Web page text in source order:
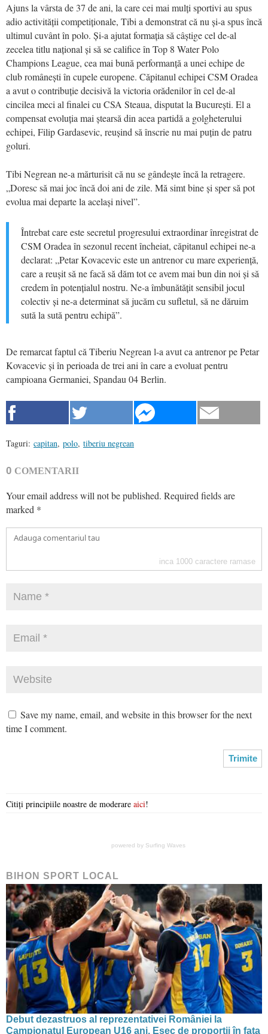
Ajuns la vârsta de 37 de ani, la care cei mai mulți sportivi au spus
adio activității competiționale, Tibi a demonstrat că nu și-a spus încă
ultimul cuvânt în polo. Și-a ajutat formația să câștige cel de-al
zecelea titlu național și să se califice în Top 8 Water Polo
Champions League, cea mai bună performanță a unei echipe de
club românești în cupele europene. Căpitanul echipei CSM Oradea
a avut o contribuție decisivă la victoria orădenilor în cel de-al
cincilea meci al finalei cu CSA Steaua, disputat la București. El a
compensat evoluția mai ștearsă din acea partidă a golgheterului
echipei, Filip Gardasevic, reușind să înscrie nu mai puțin de patru
goluri.
Tibi Negrean ne-a mărturisit că nu se gândește încă la retragere.
„Doresc să mai joc încă doi ani de zile. Mă simt bine și sper să pot
evolua mai departe la același nivel”.
Întrebat care este secretul progresului extraordinar înregistrat de
CSM Oradea în sezonul recent încheiat, căpitanul echipei ne-a
declarat: „Petar Kovacevic este un antrenor cu mare experiență,
care a reușit să ne facă să dăm tot ce avem mai bun din noi și să
credem în potențialul nostru. Ne-a îmbunătățit sensibil jocul
colectiv și ne-a determinat să jucăm cu sufletul, să ne dăruim
sută la sută pentru echipă”.
De remarcat faptul că Tiberiu Negrean l-a avut ca antrenor pe Petar
Kovacevic și în perioada de trei ani în care a evoluat pentru
campioana Germaniei, Spandau 04 Berlin.
Taguri: capitan, polo, tiberiu negrean
0 COMENTARII
Your email address will not be published. Required fields are
marked *
inca 1000 caractere ramase
Save my name, email, and website in this browser for the next
time I comment.
Citiți principiile noastre de moderare aici!
powered by Surfing Waves
BIHON SPORT LOCAL
Debut dezastruos al reprezentativei României la
Campionatul European U16 ani. Eșec de proporții în fața